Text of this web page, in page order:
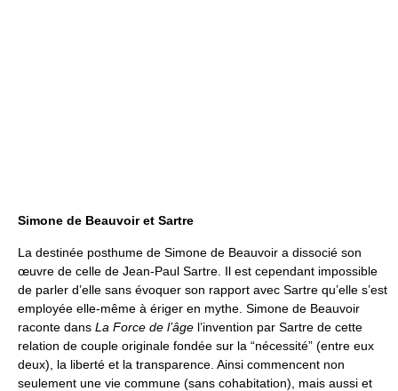
Simone de Beauvoir et Sartre
La destinée posthume de Simone de Beauvoir a dissocié son
œuvre de celle de Jean-Paul Sartre. Il est cependant impossible
de parler d’elle sans évoquer son rapport avec Sartre qu’elle s’est
employée elle-même à ériger en mythe. Simone de Beauvoir
raconte dans La Force de l’âge l’invention par Sartre de cette
relation de couple originale fondée sur la “nécessité” (entre eux
deux), la liberté et la transparence. Ainsi commencent non
seulement une vie commune (sans cohabitation), mais aussi et